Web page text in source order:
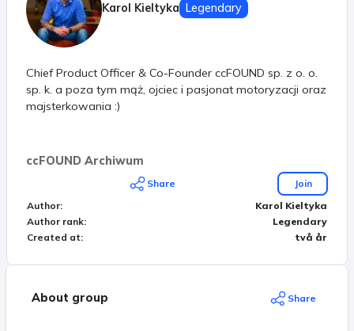
Karol Kieltyka Legendary
Chief Product Officer & Co-Founder ccFOUND sp. z o. o.
sp. k. a poza tym mąż, ojciec i pasjonat motoryzacji oraz
majsterkowania :)
ccFOUND Archiwum
Share
Join
Author:
Karol Kieltyka
Author rank:
Legendary
Created at: två år
About group Share